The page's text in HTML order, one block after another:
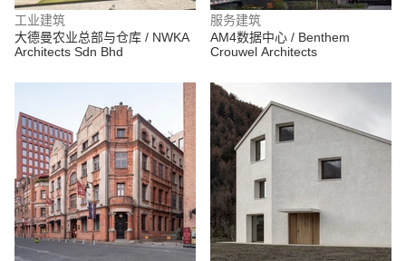
工业建筑
大德曼农业总部与仓库 / NWKA
Architects Sdn Bhd
服务建筑
AM4数据中心 / Benthem
Crouwel Architects